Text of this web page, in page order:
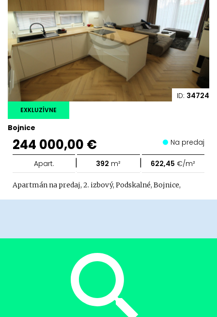
ID: 34724
Bojnice
EXKLUZÍVNE
244 000,00 € Na predaj
Apart. | 392 m² | 622,45 €/m²
Apartmán na predaj, 2. izbový, Podskalné, Bojnice,